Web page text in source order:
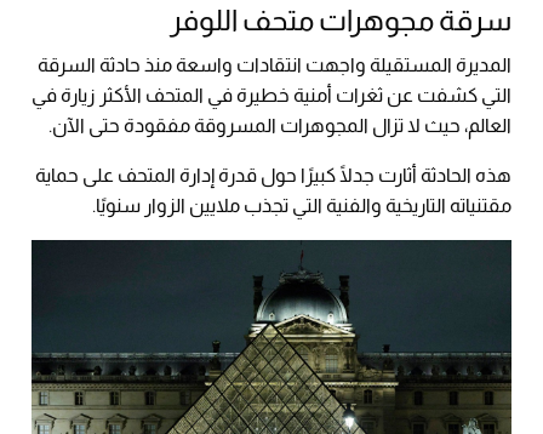
سرقة مجوهرات متحف اللوفر
المديرة المستقيلة واجهت انتقادات واسعة منذ حادثة السرقة
التي كشفت عن ثغرات أمنية خطيرة في المتحف الأكثر زيارة في
العالم، حيث لا تزال المجوهرات المسروقة مفقودة حتى الآن.
هذه الحادثة أثارت جدلًا كبيرًا حول قدرة إدارة المتحف على حماية
مقتنياته التاريخية والفنية التي تجذب ملايين الزوار سنويًا.